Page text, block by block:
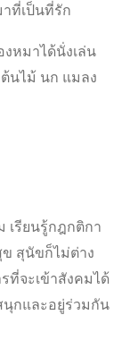
ที่เป็นที่รัก
หมาได้นั่งเล่น
นไม้ นก แมลง
เรียนรู้กฎกติกา
สุนัขก็ไม่ต่าง
ที่จะเข้าสังคมได้
นุกและอยู่ร่วมกัน